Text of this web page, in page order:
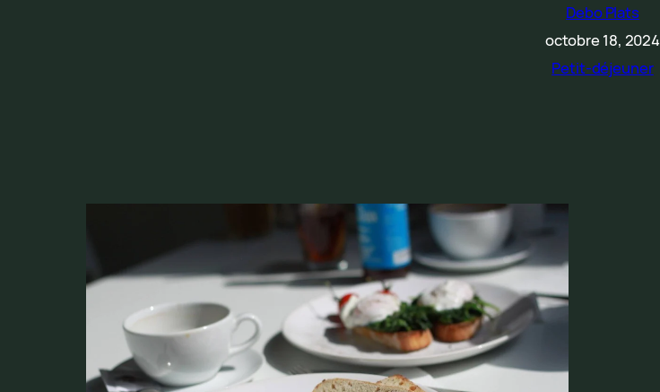
Debo Plats
octobre 18, 2024
Petit-déjeuner